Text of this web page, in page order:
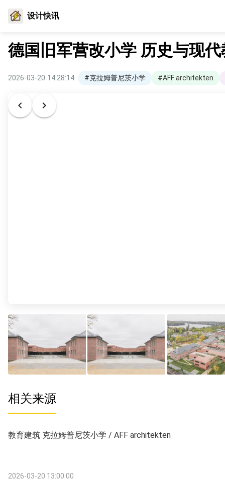
设计快讯
德国旧军营改小学 历史与现
2026-03-20 14:28:14 #克拉姆普尼茨小学 #AFF architekten
相关来源
教育建筑 克拉姆普尼茨小学 / AFF architekten
2026-03-20 13:00:00